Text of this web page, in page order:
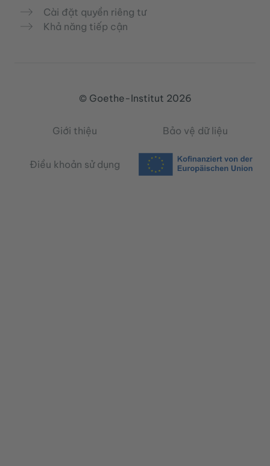
Cài đặt quyền riêng tư
Khả năng tiếp cận
© Goethe-Institut 2026
Giới thiệu Bảo vệ dữ liệu
Điều khoản sử dụng